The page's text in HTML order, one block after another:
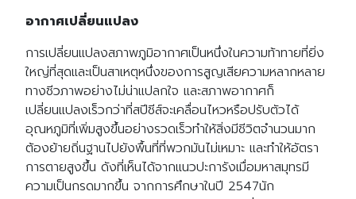
อากาศเปลี่ยนแปลง
การเปลี่ยนแปลงสภาพภูมิอากาศเป็นหนึ่งในความท้าทายที่ยิ่ง
ใหญ่ที่สุดและเป็นสาเหตุหนึ่งของการสูญเสียความหลากหลาย
ทางชีวภาพอย่างไม่น่าแปลกใจ และสภาพอากาศก็
เปลี่ยนแปลงเร็วกว่าที่สปีชีส์จะเคลื่อนไหวหรือปรับตัวได้
อุณหภูมิที่เพิ่มสูงขึ้นอย่างรวดเร็วทำให้สิ่งมีชีวิตจำนวนมาก
ต้องย้ายถิ่นฐานไปยังพื้นที่ที่พวกมันไม่เหมาะ และทำให้อัตรา
การตายสูงขึ้น ดังที่เห็นได้จากแนวปะการังเมื่อมหาสมุทรมี
ความเป็นกรดมากขึ้น จากการศึกษาในปี 2547นัก